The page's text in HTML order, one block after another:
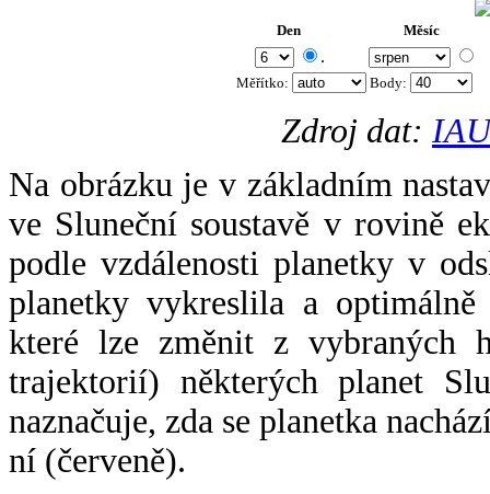
Den Měsíc
.
Měřítko: Body:
Zdroj dat:
Na obrázku je v základním
ve Sluneční soustavě v rovině
podle vzdálenosti planetky v
planetky vykreslila a
které lze změnit z vybraných
trajektorií) některých planet
naznačuje, zda se planetka
ní (červeně).